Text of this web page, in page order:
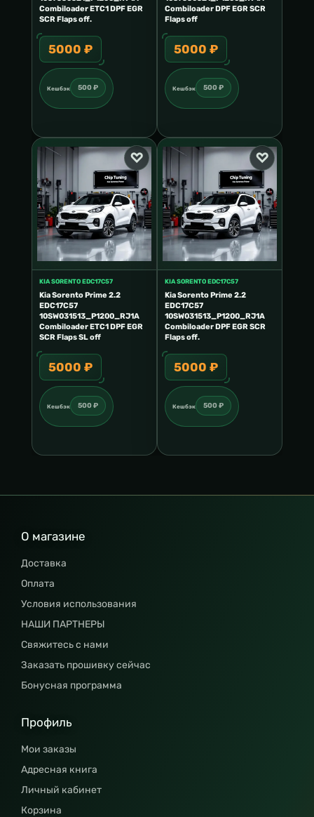
Combiloader ETC1 DPF EGR
SCR Flaps off.
5000 ₽
Кешбэк 500 ₽
Combiloader DPF EGR SCR
Flaps off
5000 ₽
Кешбэк 500 ₽
KIA SORENTO EDC17C57
Kia Sorento Prime 2.2
EDC17C57
10SW031513_P1200_RJ1A
Combiloader ETC1 DPF EGR
SCR Flaps SL off
5000 ₽
Кешбэк 500 ₽
KIA SORENTO EDC17C57
Kia Sorento Prime 2.2
EDC17C57
10SW031513_P1200_RJ1A
Combiloader DPF EGR SCR
Flaps off.
5000 ₽
Кешбэк 500 ₽
О магазине
Доставка
Оплата
Условия использования
НАШИ ПАРТНЕРЫ
Свяжитесь с нами
Заказать прошивку сейчас
Бонусная программа
Профиль
Мои заказы
Адресная книга
Личный кабинет
Корзина